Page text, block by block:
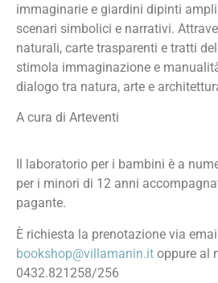
immaginarie e giardini dipinti
scenari simbolici e narrativi.
naturali, carte trasparenti e tratti
stimola immaginazione e
dialogo tra natura, arte e
A cura di Arteventi
Il laboratorio per i bambini è a
per i minori di 12 anni
pagante.
È richiesta la prenotazione via
bookshop@villamanin.it oppure al
0432.821258/256